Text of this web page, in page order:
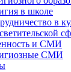
в школе
в
и СМИ
СМИ